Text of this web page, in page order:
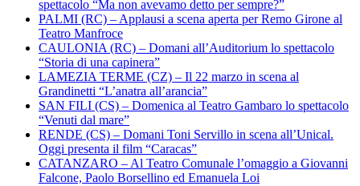
spettacolo “Ma non avevamo detto per sempre?”
PALMI (RC) – Applausi a scena aperta per Remo Girone al
Teatro Manfroce
CAULONIA (RC) – Domani all’Auditorium lo spettacolo
“Storia di una capinera”
LAMEZIA TERME (CZ) – Il 22 marzo in scena al
Grandinetti “L’anatra all’arancia”
SAN FILI (CS) – Domenica al Teatro Gambaro lo spettacolo
“Venuti dal mare”
RENDE (CS) – Domani Toni Servillo in scena all’Unical.
Oggi presenta il film “Caracas”
CATANZARO – Al Teatro Comunale l’omaggio a Giovanni
Falcone, Paolo Borsellino ed Emanuela Loi